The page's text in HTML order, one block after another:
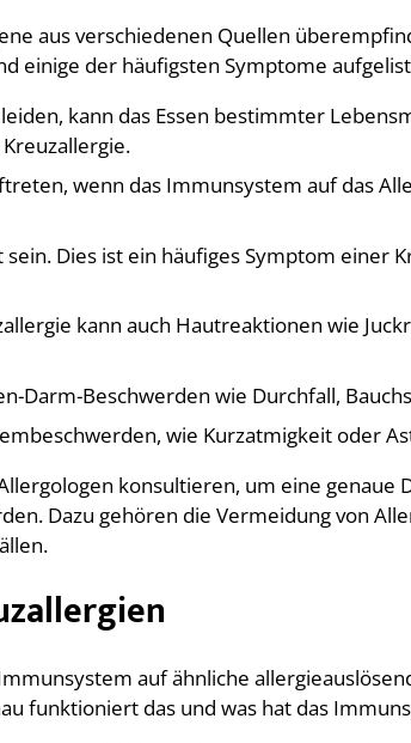
aus verschiedenen Quellen
einige der häufigsten Symptome
kann das Essen bestimmter
wenn das Immunsystem auf das
Dies ist ein häufiges Symptom einer
kann auch Hautreaktionen wie
Darm-Beschwerden wie Durchfall,
wie Kurzatmigkeit oder
konsultieren, um eine genaue
Dazu gehören die Vermeidung von
auf ähnliche
funktioniert das und was hat das